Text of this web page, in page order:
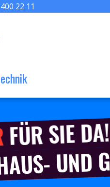
22 11
FÜR SIE DA!
UND